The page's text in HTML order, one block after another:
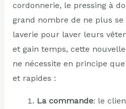
cordonnerie, le pressing à
grand nombre de ne plus
laverie pour laver leurs
et gain temps, cette
ne nécessite en principe
et rapides :
La commande: le